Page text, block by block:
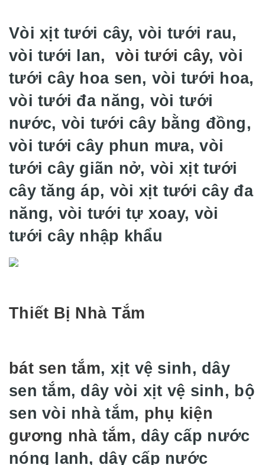
Vòi xịt tưới cây, vòi tưới rau,
vòi tưới lan,vòi tưới cây, vòi
tưới cây hoa sen, vòi tưới hoa,
vòi tưới đa năng, vòi tưới
nước, vòi tưới cây bằng đồng,
vòi tưới cây phun mưa, vòi
tưới cây giãn nở, vòi xịt tưới
cây tăng áp, vòi xịt tưới cây đa
năng, vòi tưới tự xoay, vòi
tưới cây nhập khẩu
Thiết Bị Nhà Tắm
bát sen tắm, xịt vệ sinh, dây
sen tắm, dây vòi xịt vệ sinh, bộ
sen vòi nhà tắm, phụ kiện
gương nhà tắm, dây cấp nước
nóng lạnh, dây cấp nước